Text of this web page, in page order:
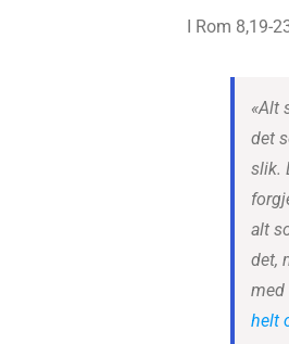
I Rom 8,19-
«Alt
det
slik.
alt
det,
med
helt